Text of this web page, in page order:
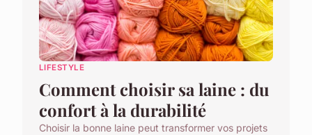
LIFESTYLE
Comment choisir sa laine : du
confort à la durabilité
Choisir la bonne laine peut transformer vos projets